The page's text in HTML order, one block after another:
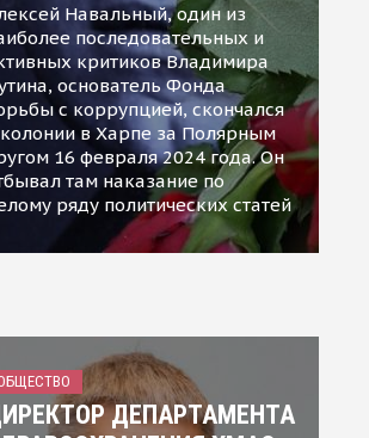
Навальный, один из
последовательных и
критиков Владимира
основатель Фонда
с коррупцией, скончался
в Харпе за Полярным
16 февраля 2024 года. Он
там наказание по
ряду политических статей
ДЕПАРТАМЕНТА